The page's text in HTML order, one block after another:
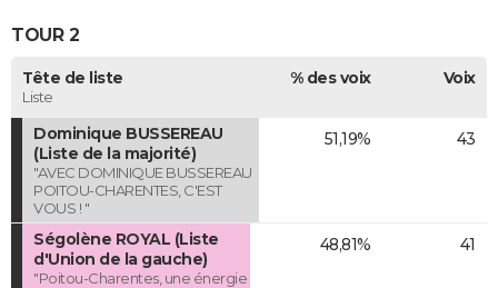
TOUR 2
Tête de liste
Liste
% des voix Voix
Dominique BUSSEREAU
(Liste de la majorité)
"AVEC DOMINIQUE BUSSEREAU
POITOU-CHARENTES, C'EST
VOUS ! "
51,19% 43
Ségolène ROYAL (Liste
d'Union de la gauche)
"Poitou-Charentes, une énergie
48,81% 41